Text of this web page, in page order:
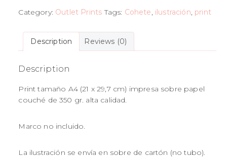
Category: Outlet Prints Tags: Cohete, ilustración, print
Description Reviews (0)
Description
Print tamaño A4 (21 x 29,7 cm) impresa sobre papel
couché de 350 gr. alta calidad.
Marco no incluido.
La ilustración se envía en sobre de cartón (no tubo).